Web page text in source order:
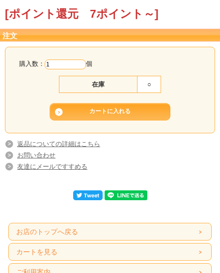
[ポイント還元 7ポイント～]
注文
購入数： 個
在庫 ○
返品についての詳細はこちら
お問い合わせ
友達にメールですすめる
お店のトップへ戻る
カートを見る